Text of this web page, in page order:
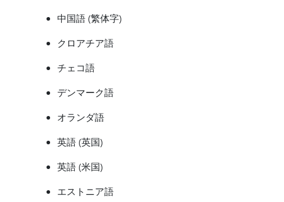
中国語 (繁体字)
クロアチア語
チェコ語
デンマーク語
オランダ語
英語 (英国)
英語 (米国)
エストニア語